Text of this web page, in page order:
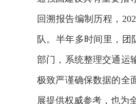
回溯报告编制历程，
队。半年多时间里，团
部门，系统整理交通运
极致严谨确保数据的全
展提供权威参考，也为